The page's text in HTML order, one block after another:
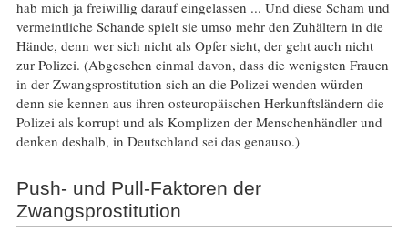
hab mich ja freiwillig darauf eingelassen ... Und diese Scham und
vermeintliche Schande spielt sie umso mehr den Zuhältern in die
Hände, denn wer sich nicht als Opfer sieht, der geht auch nicht
zur Polizei. (Abgesehen einmal davon, dass die wenigsten Frauen
in der Zwangsprostitution sich an die Polizei wenden würden –
denn sie kennen aus ihren osteuropäischen Herkunftsländern die
Polizei als korrupt und als Komplizen der Menschenhändler und
denken deshalb, in Deutschland sei das genauso.)
Push- und Pull-Faktoren der
Zwangsprostitution